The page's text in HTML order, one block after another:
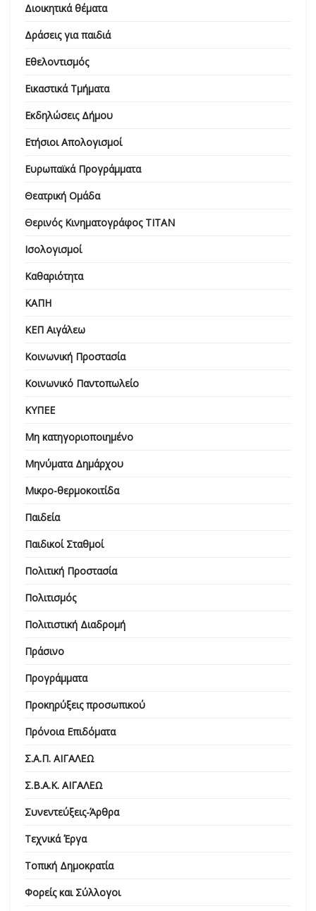
Διοικητικά θέματα
Δράσεις για παιδιά
Εθελοντισμός
Εικαστικά Τμήματα
Εκδηλώσεις Δήμου
Ετήσιοι Απολογισμοί
Ευρωπαϊκά Προγράμματα
Θεατρική Ομάδα
Θερινός Κινηματογράφος ΤΙΤΑΝ
Ισολογισμοί
Καθαριότητα
ΚΑΠΗ
ΚΕΠ Αιγάλεω
Κοινωνική Προστασία
Κοινωνικό Παντοπωλείο
ΚΥΠΕΕ
Μη κατηγοριοποιημένο
Μηνύματα Δημάρχου
Μικρο-θερμοκοιτίδα
Παιδεία
Παιδικοί Σταθμοί
Πολιτική Προστασία
Πολιτισμός
Πολιτιστική Διαδρομή
Πράσινο
Προγράμματα
Προκηρύξεις προσωπικού
Πρόνοια Επιδόματα
Σ.Α.Π. ΑΙΓΑΛΕΩ
Σ.Β.Α.Κ. ΑΙΓΑΛΕΩ
Συνεντεύξεις-Άρθρα
Τεχνικά Έργα
Τοπική Δημοκρατία
Φορείς και Σύλλογοι